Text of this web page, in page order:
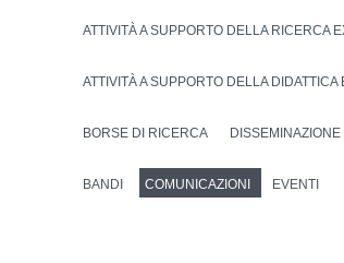
ATTIVITÀ A SUPPORTO DELLA RICERCA
ATTIVITÀ A SUPPORTO DELLA
BORSE DI RICERCA DISSEMINAZIONE
BANDI COMUNICAZIONI EVENTI